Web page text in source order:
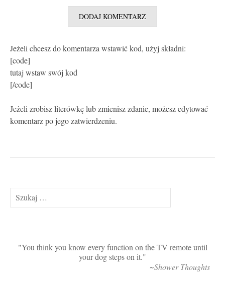
Jeżeli chcesz do komentarza wstawić kod, użyj składni:
[code]
tutaj wstaw swój kod
[/code]
Jeżeli zrobisz literówkę lub zmienisz zdanie, możesz edytować
komentarz po jego zatwierdzeniu.
Szukaj:
You think you know every function on the TV remote until
your dog steps on it.
~Shower Thoughts